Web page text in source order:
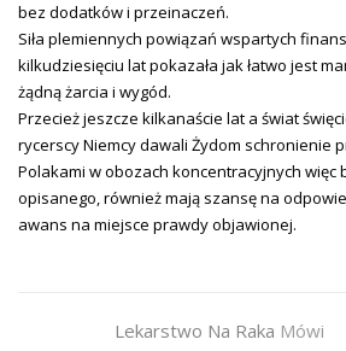
bez dodatków i przeinaczeń.
Siła plemiennych powiązań wspartych
kilkudziesięciu lat pokazała jak łatwo jest
żądną żarcia i wygód.
Przecież jeszcze kilkanaście lat a świat
rycerscy Niemcy dawali Żydom schronienie
Polakami w obozach koncentracyjnych więc
opisanego, również mają szansę na
awans na miejsce prawdy objawionej.
Lekarstwo Na Raka Mówi